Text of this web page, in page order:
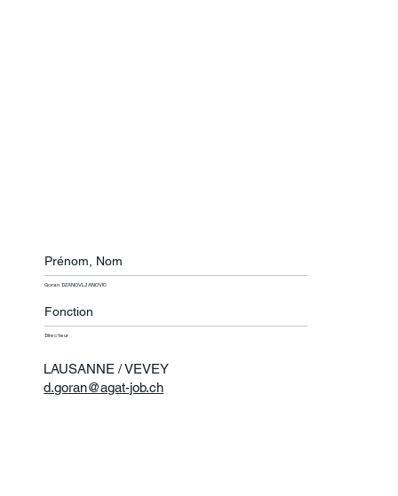
Prénom, Nom
Goran DZANOVLJANOVIC
Fonction
Directeur
LAUSANNE / VEVEY
d.goran@agat-job.ch